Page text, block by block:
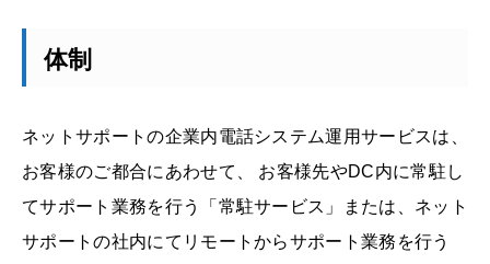
体制
ネットサポートの企業内電話システム運用サービスは、
お客様のご都合にあわせて、 お客様先やDC内に常駐し
てサポート業務を行う「常駐サービス」または、ネット
サポートの社内にてリモートからサポート業務を行う